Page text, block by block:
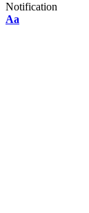
Notification
Font
Aa